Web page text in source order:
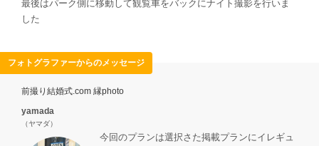
最後はパーク側に移動して観覧車をバックにナイト撮影を行いま
した
フォトグラファーからのメッセージ
前撮り結婚式.com 縁photo
yamada
（ヤマダ）
今回のプランは選択さた掲載プランにイレギュ